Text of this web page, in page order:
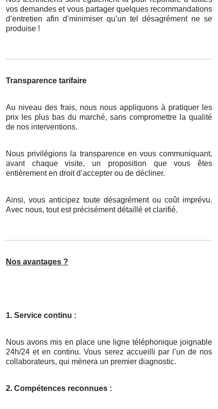
vos demandes et vous partager quelques recommandations
d’entretien afin d’minimiser qu’un tel désagrément ne se
produise !
Transparence tarifaire
Au niveau des frais, nous nous appliquons à pratiquer les
prix les plus bas du marché, sans compromettre la qualité
de nos interventions.
Nous privilégions la transparence en vous communiquant,
avant chaque visite, un proposition que vous êtes
entièrement en droit d’accepter ou de décliner.
Ainsi, vous anticipez toute désagrément ou coût imprévu.
Avec nous, tout est précisément détaillé et clarifié.
Nos avantages ?
1. Service continu :
Nous avons mis en place une ligne téléphonique joignable
24h/24 et en continu. Vous serez accueilli par l’un de nos
collaborateurs, qui mènera un premier diagnostic.
2. Compétences reconnues :